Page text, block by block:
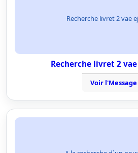
Recherche livret 2 vae
Recherche livret 2
Voir l'Message